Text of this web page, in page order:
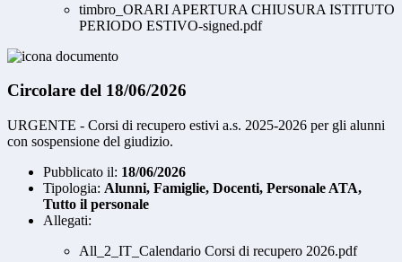
timbro_ORARI APERTURA CHIUSURA ISTITUTO
PERIODO ESTIVO-signed.pdf
Circolare del 18/06/2026
URGENTE - Corsi di recupero estivi a.s. 2025-2026 per gli alunni
con sospensione del giudizio.
Pubblicato il: 18/06/2026
Tipologia: Alunni, Famiglie, Docenti, Personale ATA,
Tutto il personale
Allegati:
All_2_IT_Calendario Corsi di recupero 2026.pdf